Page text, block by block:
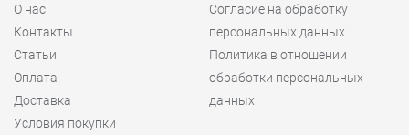
О нас
Контакты
Статьи
Оплата
Доставка
Условия покупки
Согласие на обработку
персональных данных
Политика в отношении
обработки персональных
данных